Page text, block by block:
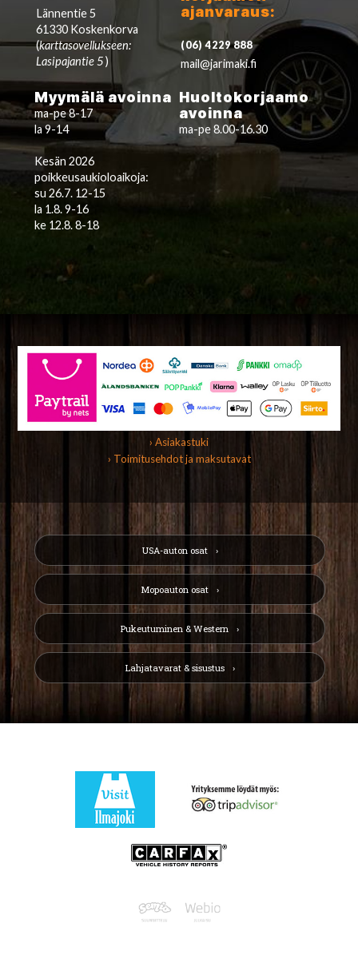
Lännentie 5
61330 Koskenkorva
(karttasovellukseen:
Lasipajantie 5)
ajanvaraus:
(06) 4229 888
mail@jarimaki.fi
Myymälä avoinna
ma-pe 8-17
la 9-14
Kesän 2026
poikkeusaukioloaikoja:
su 26.7. 12-15
la 1.8. 9-16
ke 12.8. 8-18
Huoltokorjaamo
avoinna
ma-pe 8.00-16.30
› Asiakastuki
› Toimitusehdot ja maksutavat
USA-auton osat
Mopoauton osat
Pukeutuminen & Western
Lahjatavarat & sisustus